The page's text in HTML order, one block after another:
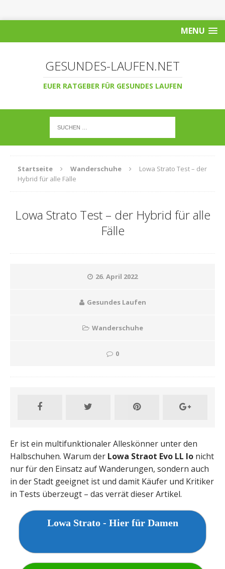
MENU
GESUNDES-LAUFEN.NET
EUER RATGEBER FÜR GESUNDES LAUFEN
Startseite Wanderschuhe
Lowa Strato Test – der
Hybrid für alle Fälle
Lowa Strato Test – der Hybrid für alle
Fälle
26. April 2022
Gesundes Laufen
Wanderschuhe
0
Er ist ein multifunktionaler Alleskönner unter den
Halbschuhen. Warum der Lowa Straot Evo LL lo nicht
nur für den Einsatz auf Wanderungen, sondern auch
in der Stadt geeignet ist und damit Käufer und Kritiker
in Tests überzeugt – das verrät dieser Artikel.
Lowa Strato - Hier für Damen